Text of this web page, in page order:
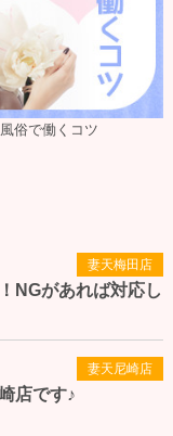
風俗で働くコツ
NGがあれば対応し
妻天梅田店
店です♪
妻天尼崎店